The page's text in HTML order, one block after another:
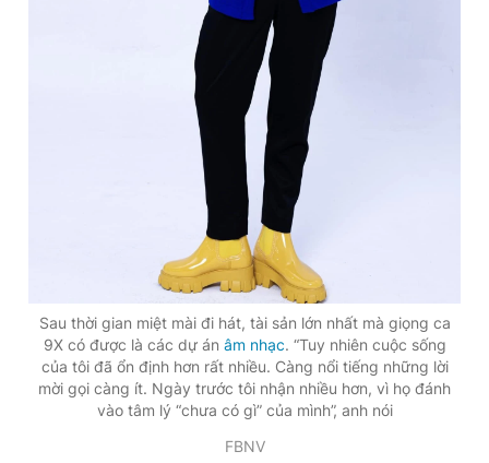
Sau thời gian miệt mài đi hát, tài sản lớn nhất mà giọng ca
9X có được là các dự án âm nhạc. “Tuy nhiên cuộc sống
của tôi đã ổn định hơn rất nhiều. Càng nổi tiếng những lời
mời gọi càng ít. Ngày trước tôi nhận nhiều hơn, vì họ đánh
vào tâm lý “chưa có gì” của mình”, anh nói
FBNV